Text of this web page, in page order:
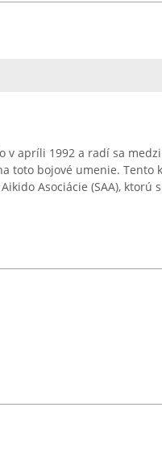
v apríli 1992 a radí sa
toto bojové umenie. Tento
Asociácie (SAA), ktorú